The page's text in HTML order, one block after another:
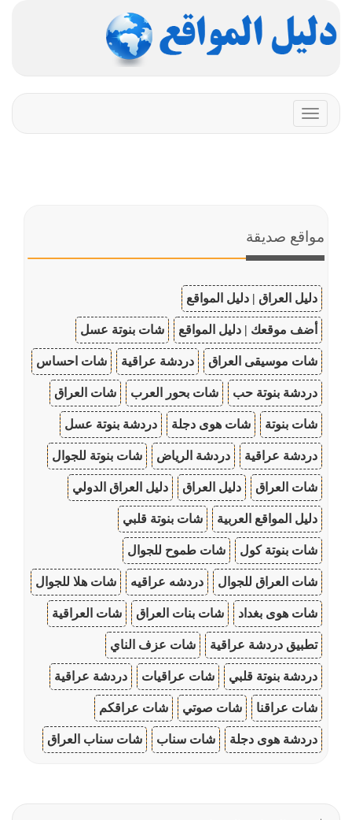
Toggle
navigation
مواقع صديقة
دليل العراق | دليل المواقع
أضف موقعك | دليل المواقع شات بنوتة عسل
شات موسيقى العراق دردشة عراقية شات احساس
دردشة بنوتة حب شات بحور العرب شات العراق
شات بنوتة شات هوى دجلة دردشة بنوتة عسل
دردشة عراقية دردشة الرياض شات بنوتة للجوال
شات العراق دليل العراق دليل العراق الدولي
دليل المواقع العربية شات بنوتة قلبي
شات بنوتة كول شات طموح للجوال
شات العراق للجوال دردشه عراقيه شات هلا للجوال
شات هوى بغداد شات بنات العراق شات العراقية
تطبيق دردشة عراقية شات عزف الناي
دردشة بنوتة قلبي شات عراقيات دردشة عراقية
شات عراقنا شات صوتي شات عراقكم
دردشة هوى دجلة شات سناب شات سناب العراق